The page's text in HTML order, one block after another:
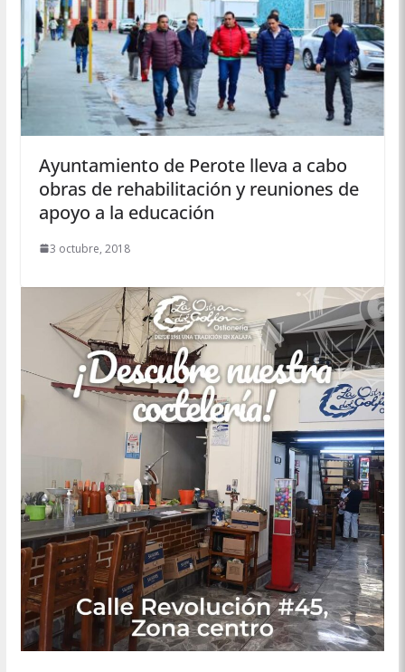
Ayuntamiento de Perote lleva a cabo
obras de rehabilitación y reuniones de
apoyo a la educación
3 octubre, 2018